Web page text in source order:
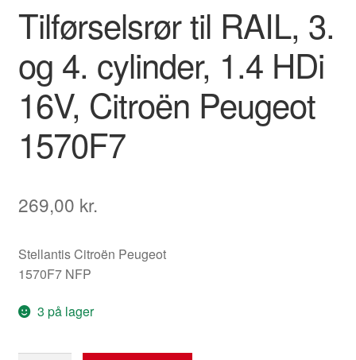
Tilførselsrør til RAIL, 3.
og 4. cylinder, 1.4 HDi
16V, Citroën Peugeot
1570F7
269,00 kr.
Stellantis Citroën Peugeot
1570F7 NFP
3 på lager